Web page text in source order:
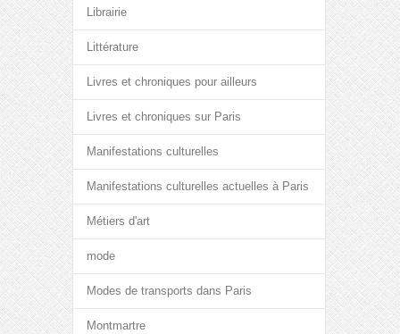
Librairie
Littérature
Livres et chroniques pour ailleurs
Livres et chroniques sur Paris
Manifestations culturelles
Manifestations culturelles actuelles à Paris
Métiers d'art
mode
Modes de transports dans Paris
Montmartre